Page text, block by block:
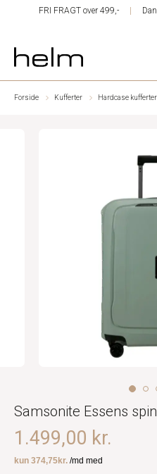
FRI FRAGT over 499,-
Forside Kufferter Hardcase kufferter
Samsonite Essens
1.499,00 kr.